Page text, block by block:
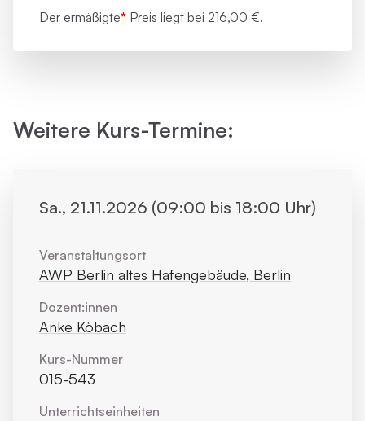
Der ermäßigte* Preis liegt bei 216,00 €.
Weitere Kurs-Termine:
Sa., 21.11.2026 (09:00 bis 18:00 Uhr)
Veranstaltungsort
AWP Berlin altes Hafengebäude, Berlin
Dozent:innen
Anke Köbach
Kurs-Nummer
015-543
Unterrichts­einheiten